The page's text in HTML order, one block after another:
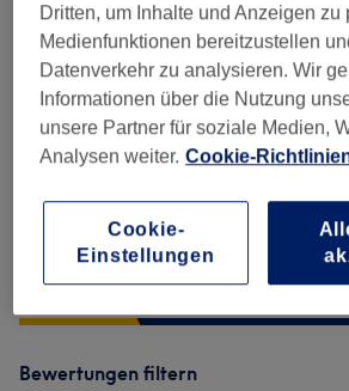
5,0
Ambiente
Sauberkeit
Service
Bewertungen filtern
Dritten, um Inhalte und Anzeigen zu
Medienfunktionen bereitzustellen
Datenverkehr zu analysieren. Wir
Informationen über die Nutzung
unsere Partner für soziale Medien,
Analysen weiter. Cookie-
Cookie-
Einstellungen